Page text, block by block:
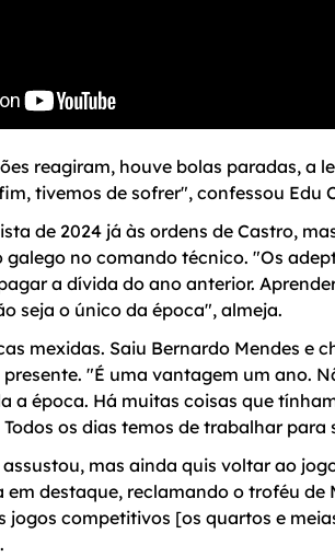
reagiram, houve bolas paradas, a
tivemos de sofrer", confessou Edu
de 2024 já às ordens de Castro,
no comando técnico. "Os
a dívida do ano anterior.
seja o único da época", almeja.
mexidas. Saiu Bernardo Mendes e
"É uma vantagem um ano.
a época. Há muitas coisas que
os dias temos de trabalhar para
mas ainda quis voltar ao
destaque, reclamando o troféu de
jogos competitivos [os quartos e